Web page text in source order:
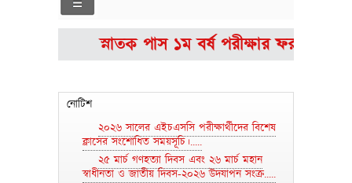
স্নাতক পাস ১ম বর্ষ পরীক্ষার
নোটিশ
২০২৬ সালের এইচএসসি পরীক্ষার্থীদের বিশেষ
ক্লাসের সংশোধিত সময়সূচি।.....
২৫ মার্চ গণহত্যা দিবস এবং ২৬ মার্চ মহান
স্বাধীনতা ও জাতীয় দিবস-২০২৬ উদযাপন সংক্র.....